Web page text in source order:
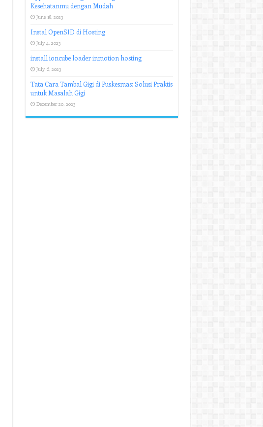
Kesehatanmu dengan Mudah
June 18, 2023
Instal OpenSID di Hosting
July 4, 2023
install ioncube loader inmotion hosting
July 6, 2023
Tata Cara Tambal Gigi di Puskesmas: Solusi Praktis
untuk Masalah Gigi
December 20, 2023